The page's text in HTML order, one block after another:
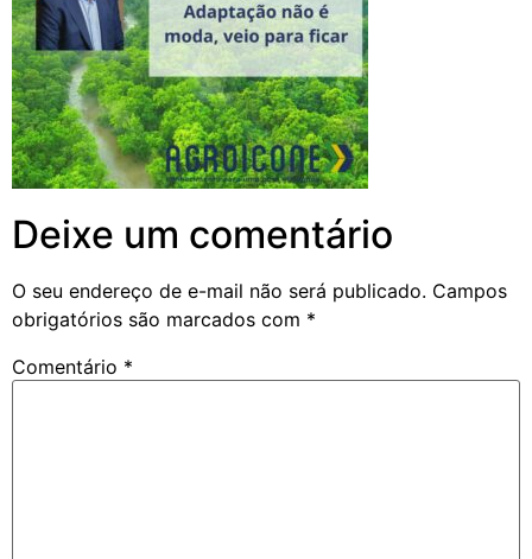
Deixe um comentário
O seu endereço de e-mail não será publicado. Campos
obrigatórios são marcados com *
Comentário *